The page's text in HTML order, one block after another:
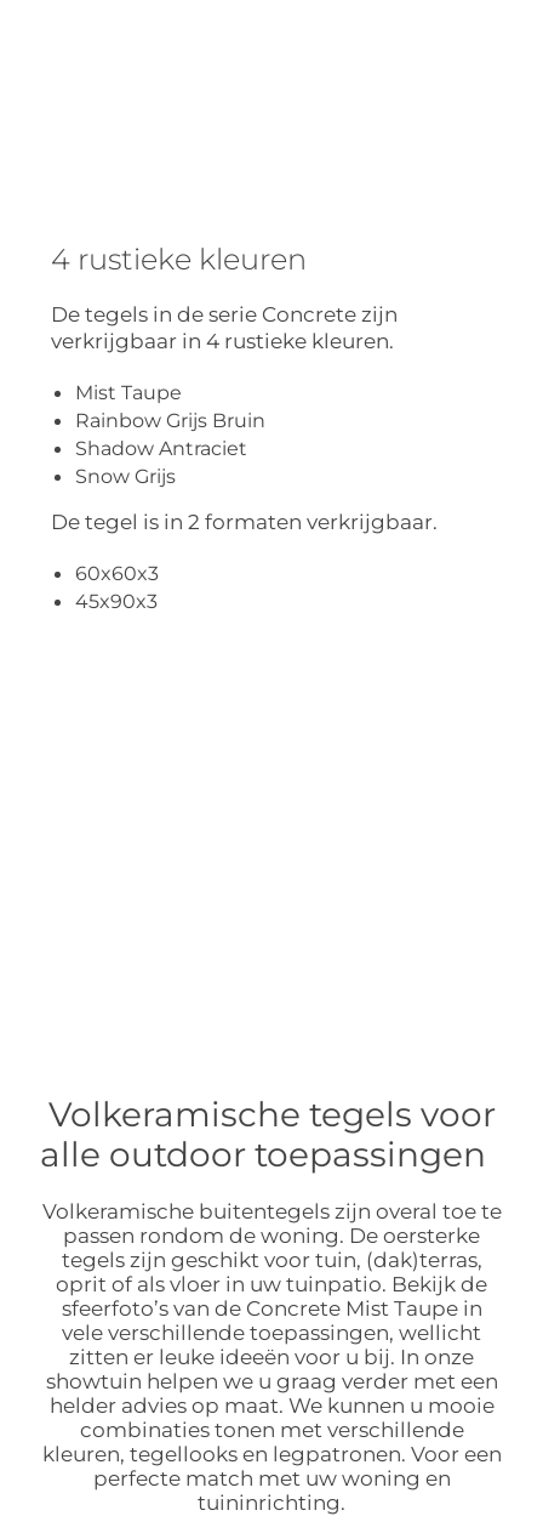
4 rustieke kleuren
De tegels in de serie Concrete zijn
verkrijgbaar in 4 rustieke kleuren.
Mist Taupe
Rainbow Grijs Bruin
Shadow Antraciet
Snow Grijs
De tegel is in 2 formaten verkrijgbaar.
60x60x3
45x90x3
Volkeramische tegels voor
alle outdoor toepassingen
Volkeramische buitentegels zijn overal toe te
passen rondom de woning. De oersterke
tegels zijn geschikt voor tuin, (dak)terras,
oprit of als vloer in uw tuinpatio. Bekijk de
sfeerfoto’s van de Concrete Mist Taupe in
vele verschillende toepassingen, wellicht
zitten er leuke ideeën voor u bij. In onze
showtuin helpen we u graag verder met een
helder advies op maat. We kunnen u mooie
combinaties tonen met verschillende
kleuren, tegellooks en legpatronen. Voor een
perfecte match met uw woning en
tuininrichting.